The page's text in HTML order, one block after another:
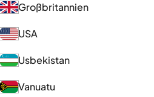
Großbritannien
USA
Usbekistan
Vanuatu